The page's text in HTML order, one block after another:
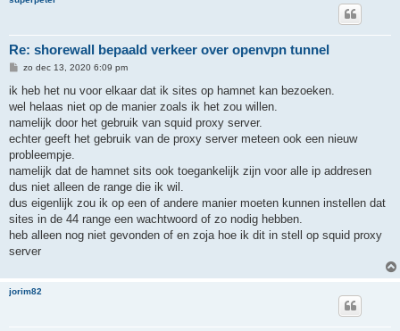
Re: shorewall bepaald verkeer over openvpn tunnel
B
c
h
zo dec 13, 2020 6:09 pm
ik heb het nu voor elkaar dat ik sites op hamnet kan bezoeken.
wel helaas niet op de manier zoals ik het zou willen.
namelijk door het gebruik van squid proxy server.
echter geeft het gebruik van de proxy server meteen ook een nieuw
probleempje.
namelijk dat de hamnet sits ook toegankelijk zijn voor alle ip addresen
dus niet alleen de range die ik wil.
dus eigenlijk zou ik op een of andere manier moeten kunnen instellen dat
sites in de 44 range een wachtwoord of zo nodig hebben.
heb alleen nog niet gevonden of en zoja hoe ik dit in stell op squid proxy
server
jorim82